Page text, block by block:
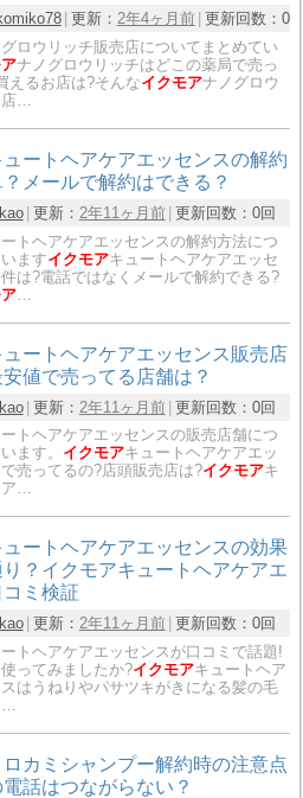
更新： 2年4ヶ月前 更新回数： 0
ロウリッチ販売店についてまとめてい
ナノグロウリッチはどこの薬局で売っ
えるお店は?そんなイクモアナノグロウ
店…
ートヘアケアエッセンスの解約
メールで解約はできる？
更新： 2年11ヶ月前 更新回数： 0回
トヘアケアエッセンスの解約方法につ
ますイクモアキュートヘアケアエッセ
は?電話ではなくメールで解約できる?
ートヘアケアエッセンス販売店
値で売ってる店舗は？
更新： 2年11ヶ月前 更新回数： 0回
トヘアケアエッセンスの販売店舗につ
ます。 イクモアキュートヘアケアエッ
売ってるの?店頭販売店は?イクモアキ
ア…
ートヘアケアエッセンスの効果
？イクモアキュートヘアケアエ
ミ検証
更新： 2年11ヶ月前 更新回数： 0回
トヘアケアエッセンスが口コミで話題!
ってみましたか?イクモアキュートヘア
はうねりやパサツキがきになる髪の毛
カミシャンプー解約時の注意点
話はつながらない？